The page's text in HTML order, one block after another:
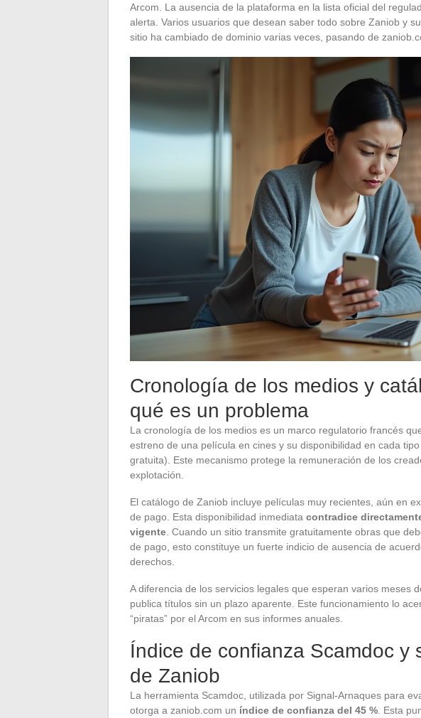
Arcom. La ausencia de la plataforma en la lista oficial del
alerta. Varios usuarios que desean saber todo sobre Zaniob y
sitio ha cambiado de dominio varias veces, pasando de
Cronología de los medios y
qué es un problema
La cronología de los medios es un marco regulatorio francés
estreno de una película en cines y su disponibilidad en cada
gratuita). Este mecanismo protege la remuneración de los
explotación.
El catálogo de Zaniob incluye películas muy recientes, aún en
de pago. Esta disponibilidad inmediata contradice
vigente . Cuando un sitio transmite gratuitamente obras que
de pago, esto constituye un fuerte indicio de ausencia de
derechos.
A diferencia de los servicios legales que esperan varios meses
publica títulos sin un plazo aparente. Este funcionamiento lo
“piratas” por el Arcom en sus informes anuales.
Índice de confianza Scamdoc y
de Zaniob
La herramienta Scamdoc, utilizada por Signal-Arnaques para
otorga a zaniob.com un índice de confianza del 45 % . Esta